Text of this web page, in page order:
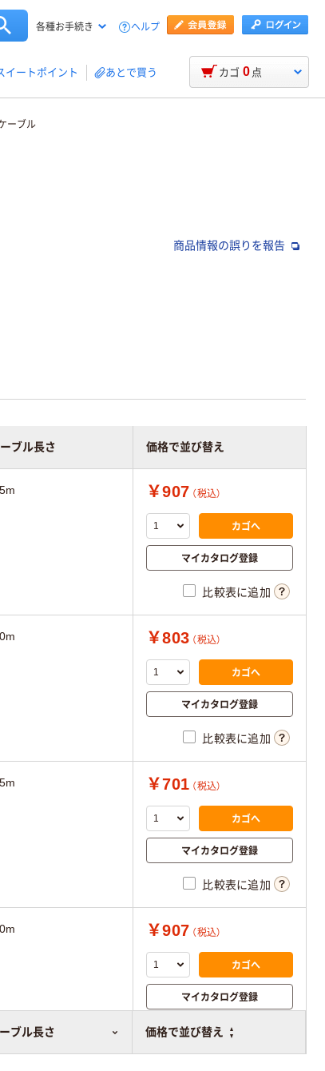
各種お手続き ヘルプ
イートポイント あとで買う カゴ 0 点
ーブル
商品情報の誤りを報告
ブル長さ 価格で並び替え
ブル長さ 価格で並び替え
￥907 （税込）
カゴへ
マイカタログ登録
比較表に追加
￥803 （税込）
カゴへ
マイカタログ登録
比較表に追加
￥701 （税込）
カゴへ
マイカタログ登録
比較表に追加
￥907 （税込）
カゴへ
マイカタログ登録
比較表に追加